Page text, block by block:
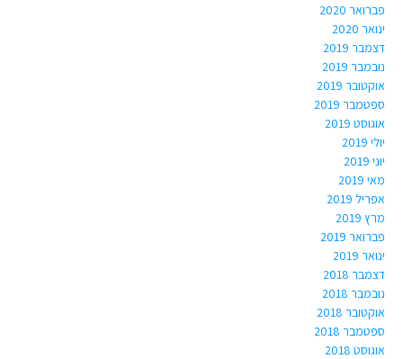
פברואר 2020
ינואר 2020
דצמבר 2019
נובמבר 2019
אוקטובר 2019
ספטמבר 2019
אוגוסט 2019
יולי 2019
יוני 2019
מאי 2019
אפריל 2019
מרץ 2019
פברואר 2019
ינואר 2019
דצמבר 2018
נובמבר 2018
אוקטובר 2018
ספטמבר 2018
אוגוסט 2018